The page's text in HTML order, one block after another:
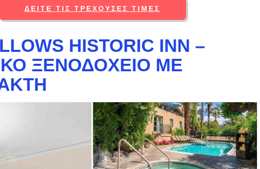
ΔΕΊΤΕ ΤΙΣ ΤΡΈΧΟΥΣΕΣ ΤΙΜΈΣ
HISTORIC INN –
ΞΕΝΟΔΟΧΕΊΟ ΜΕ